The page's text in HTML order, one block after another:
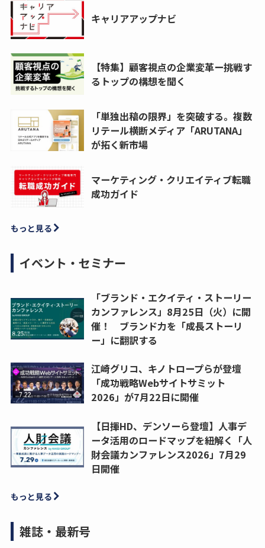
キャリアアップナビ
【特集】顧客視点の企業変革ー挑戦す
るトップの構想を聞く
「単独出稿の限界」を突破する。複数
リテール横断メディア「ARUTANA」
が拓く新市場
マーケティング・クリエイティブ転職
成功ガイド
もっと見る
イベント・セミナー
「ブランド・エクイティ・ストーリー
カンファレンス」8月25日（火）に開
催！ ブランド力を「成長ストーリ
ー」に翻訳する
江崎グリコ、キノトロープらが登壇
「成功戦略Webサイトサミット
2026」が7月22日に開催
【日揮HD、デンソーら登壇】人事デ
ータ活用のロードマップを紐解く「人
財会議カンファレンス2026」7月29
日開催
もっと見る
雑誌・最新号